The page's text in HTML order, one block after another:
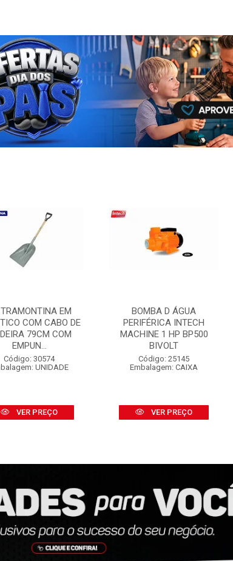
EM
COM CABO DE
79CM COM
EMPUN...
Código: 30574
UNIDADE
VER PREÇO
BOMBA D ÁGUA
PERIFÉRICA INTECH
MACHINE 1 HP BP500
BIVOLT
Código: 25145
Embalagem: CAIXA
VER PREÇO